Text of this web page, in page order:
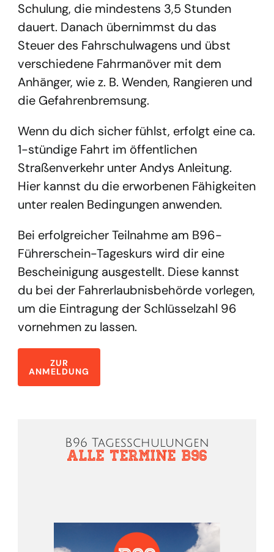
Schulung, die mindestens 3,5 Stunden
dauert. Danach übernimmst du das
Steuer des Fahrschulwagens und übst
verschiedene Fahrmanöver mit dem
Anhänger, wie z. B. Wenden, Rangieren und
die Gefahrenbremsung.
Wenn du dich sicher fühlst, erfolgt eine ca.
1-stündige Fahrt im öffentlichen
Straßenverkehr unter Andys Anleitung.
Hier kannst du die erworbenen Fähigkeiten
unter realen Bedingungen anwenden.
Bei erfolgreicher Teilnahme am B96-
Führerschein-Tageskurs wird dir eine
Bescheinigung ausgestellt. Diese kannst
du bei der Fahrerlaubnisbehörde vorlegen,
um die Eintragung der Schlüsselzahl 96
vornehmen zu lassen.
ZUR
ANMELDUNG
B96 Tagesschulungen
Alle Termine B96